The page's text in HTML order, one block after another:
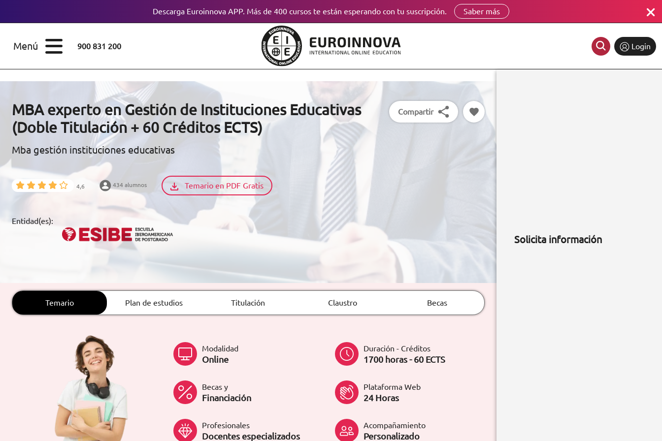
Descarga Euroinnova APP. Más de 400 cursos te están esperando con tu suscripción. Saber más
Menú 900 831 200 Login
CONOCE EUROINNOVA
BECAS Y
RECURSOS
CONTACTO ES
formacion@euroinnova.com
TRABAJA CON NOSOTROS
ESTUDIOS
Licenciaturas
Doctorados
Maestría
Diplomados
Certificados de
Profesionalidad
MBA experto en Gestión de Instituciones Educativas
(Doble Titulación + 60 Créditos ECTS)
Mba gestión instituciones educativas
4,6 434 alumnos Temario en PDF Gratis
Entidad(es):
Compartir
Temario Plan de estudios Titulación Claustro Becas
Modalidad
Online
Duración - Créditos
1700 horas - 60 ECTS
Becas y
Financiación
Plataforma Web
24 Horas
Profesionales
Docentes especializados
Acompañamiento
Personalizado
Solicita información